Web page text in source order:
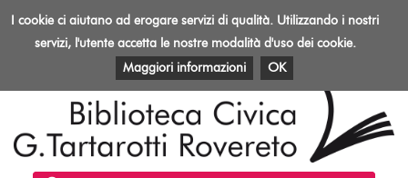
Toggle
Biblioteca
Rovereto
EVENTI E ATTIVITÀ PATRIMONIO E RISORSE
I cookie ci aiutano ad erogare servizi di qualità. Utilizzando i nostri
servizi, l'utente accetta le nostre modalità d'uso dei cookie.
Maggiori informazioni
OK